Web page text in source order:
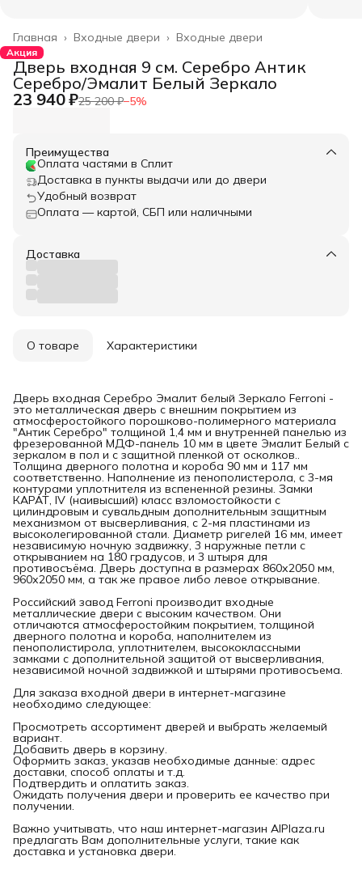
Входные двери
Входные двери ›
Главная ›
Акция
Дверь входная 9 см. Серебро Антик
Серебро/Эмалит Белый Зеркало
23 940 ₽25 200 ₽−5%
Преимущества
Оплата частями в Сплит
Доставка в пункты выдачи или до двери
Удобный возврат
Оплата — картой, СБП или наличными
Доставка
О товаре Характеристики
Дверь входная Серебро Эмалит белый Зеркало Ferroni -
это металлическая дверь с внешним покрытием из
атмосферостойкого порошково-полимерного материала
"Антик Серебро" толщиной 1,4 мм и внутренней панелью из
фрезерованной МДФ-панель 10 мм в цвете Эмалит Белый с
зеркалом в пол и с защитной пленкой от осколков..
Толщина дверного полотна и короба 90 мм и 117 мм
соответственно. Наполнение из пенополистерола, с 3-мя
контурами уплотнителя из вспененной резины. Замки
КАРАТ, IV (наивысший) класс взломостойкости с
цилиндровым и сувальдным дополнительным защитным
механизмом от высверливания, с 2-мя пластинами из
высоколегированной стали. Диаметр ригелей 16 мм, имеет
независимую ночную задвижку, 3 наружные петли с
открыванием на 180 градусов, и 3 штыря для
противосъёма. Дверь доступна в размерах 860х2050 мм,
960х2050 мм, а так же правое либо левое открывание.
Российский завод Ferroni производит входные
металлические двери с высоким качеством. Они
отличаются атмосферостойким покрытием, толщиной
дверного полотна и короба, наполнителем из
пенополистирола, уплотнителем, высококлассными
замками с дополнительной защитой от высверливания,
независимой ночной задвижкой и штырями противосъема.
Для заказа входной двери в интернет-магазине
необходимо следующее:
Просмотреть ассортимент дверей и выбрать желаемый
вариант.
Добавить дверь в корзину.
Оформить заказ, указав необходимые данные: адрес
доставки, способ оплаты и т.д.
Подтвердить и оплатить заказ.
Ожидать получения двери и проверить ее качество при
получении.
Важно учитывать, что наш интернет-магазин AlPlaza.ru
предлагать Вам дополнительные услуги, такие как
доставка и установка двери.